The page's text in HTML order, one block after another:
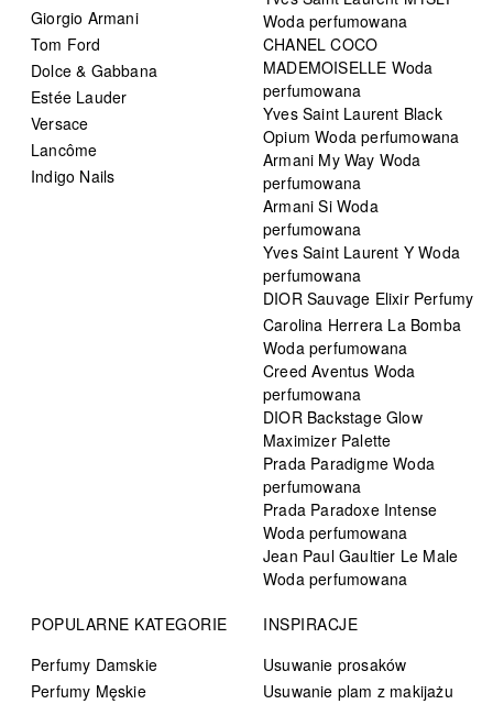
Giorgio Armani
Tom Ford
Dolce & Gabbana
Estée Lauder
Versace
Lancôme
Indigo Nails
Woda perfumowana
CHANEL COCO
MADEMOISELLE Woda
perfumowana
Yves Saint Laurent Black
Opium Woda perfumowana
Armani My Way Woda
perfumowana
Armani Si Woda
perfumowana
Yves Saint Laurent Y Woda
perfumowana
DIOR Sauvage Elixir Perfumy
Carolina Herrera La Bomba
Woda perfumowana
Creed Aventus Woda
perfumowana
DIOR Backstage Glow
Maximizer Palette
Prada Paradigme Woda
perfumowana
Prada Paradoxe Intense
Woda perfumowana
Jean Paul Gaultier Le Male
Woda perfumowana
POPULARNE KATEGORIE
Perfumy Damskie
Perfumy Męskie
INSPIRACJE
Usuwanie prosaków
Usuwanie plam z makijażu